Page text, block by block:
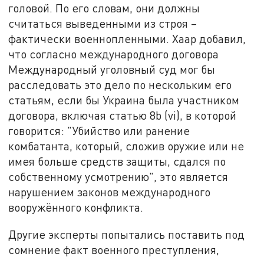
головой. По его словам, они должны
считаться выведенными из строя –
фактически военнопленными. Хаар добавил,
что согласно международного договора
Международный уголовный суд мог бы
расследовать это дело по нескольким его
статьям, если бы Украина была участником
договора, включая статью 8b (vi), в которой
говорится: "Убийство или ранение
комбатанта, который, сложив оружие или не
имея больше средств защиты, сдался по
собственному усмотрению", это является
нарушением законов международного
вооружённого конфликта.
Другие эксперты попытались поставить под
сомнение факт военного преступления,